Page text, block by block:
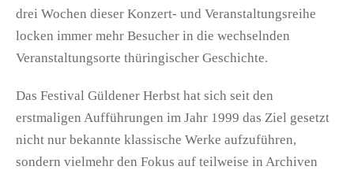
drei Wochen dieser Konzert- und Veranstaltungsreihe
locken immer mehr Besucher in die wechselnden
Veranstaltungsorte thüringischer Geschichte.
Das Festival Güldener Herbst hat sich seit den
erstmaligen Aufführungen im Jahr 1999 das Ziel gesetzt
nicht nur bekannte klassische Werke aufzuführen,
sondern vielmehr den Fokus auf teilweise in Archiven